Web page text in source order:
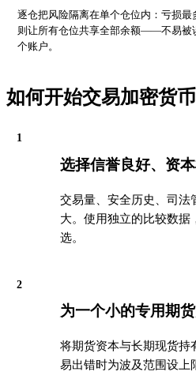
逐仓把风险隔离在单个仓位内：亏损
则让所有仓位共享全部余额——不易被
个账户。
如何开始交易加密货
1
选择信誉良好、资
交易量、安全历史、司法
大。使用独立的比较数据
选。
2
为一个小的专用期
将期货资本与长期现货持
易出错时为波及范围设上